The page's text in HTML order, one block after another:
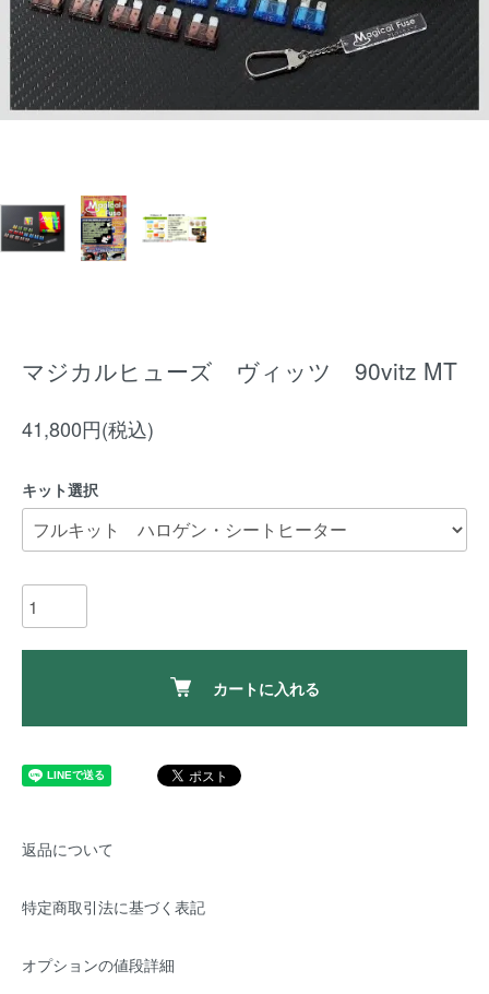
マジカルヒューズ ヴィッツ 90vitz MT
41,800円(税込)
キット選択
カートに入れる
返品について
特定商取引法に基づく表記
オプションの値段詳細